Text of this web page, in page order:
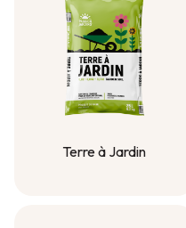
Terre à Jardin